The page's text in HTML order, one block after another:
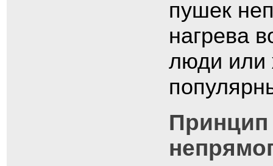
пушек
нагрева
люди или
Принцип